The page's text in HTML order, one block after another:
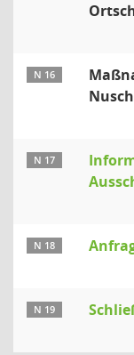
N 16
N 17
N 18
N 19